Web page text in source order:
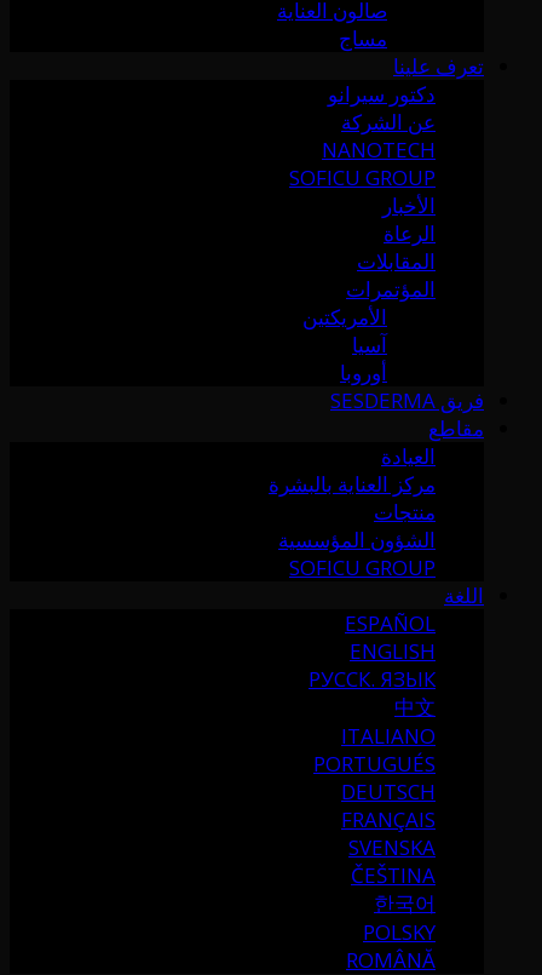
صالون العناية
مساج
تعرف علينا
دكتور سيرانو
عن الشركة
NANOTECH
SOFICU GROUP
الأخبار
الرعاة
المقابلات
المؤتمرات
الأمريكتين
آسيا
أوروبا
فريق SESDERMA
مقاطع
العيادة
مركز العناية بالبشرة
منتجات
الشؤون المؤسسية
SOFICU GROUP
اللغة
ESPAÑOL
ENGLISH
РУССК. ЯЗЫК
中文
ITALIANO
PORTUGUÉS
DEUTSCH
FRANÇAIS
SVENSKA
ČEŠTINA
한국어
POLSKY
ROMÂNĂ